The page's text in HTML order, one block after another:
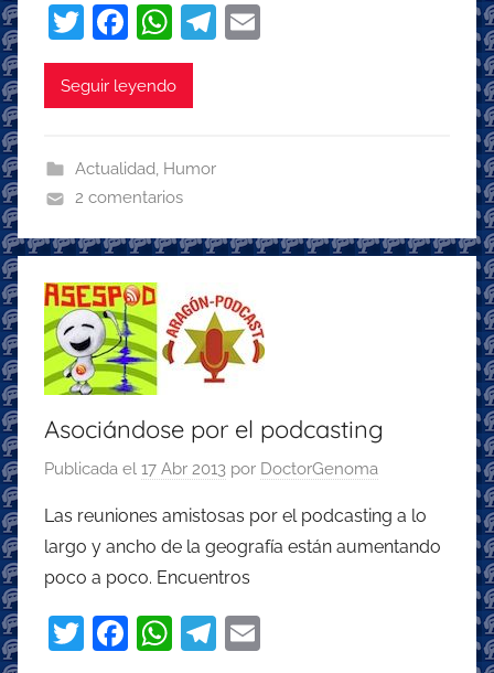
T
w
itt
F
a
c
b
o
o
k
W
h
at
A
p
p
T
Seguir leyendo
Actualidad, Humor
2 comentarios
Asociándose por el podcasting
Publicada el 17 Abr 2013 por DoctorGenoma
Las reuniones amistosas por el podcasting a lo
largo y ancho de la geografía están aumentando
poco a poco. Encuentros
T
F
W T